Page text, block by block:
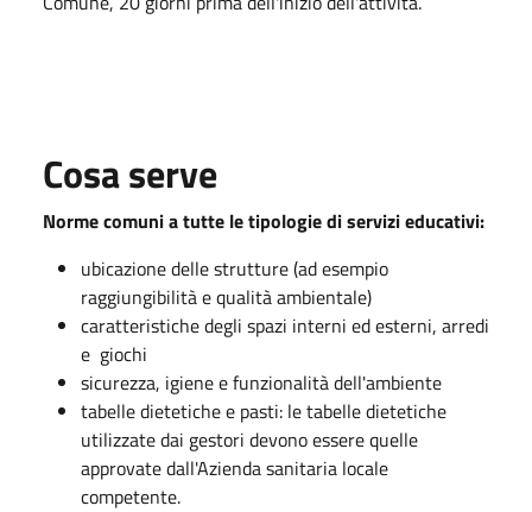
Cosa serve
Norme comuni a tutte le tipologie di servizi educativi:
ubicazione delle strutture (ad esempio
raggiungibilità e qualità ambientale)
caratteristiche degli spazi interni ed esterni, arredi
e giochi
sicurezza, igiene e funzionalità dell'ambiente
tabelle dietetiche e pasti: le tabelle dietetiche
utilizzate dai gestori devono essere quelle
approvate dall'Azienda sanitaria locale
competente.